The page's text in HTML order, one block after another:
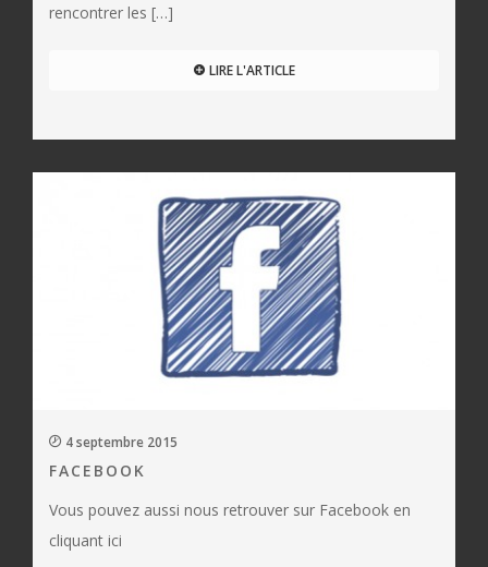
rencontrer les […]
LIRE L'ARTICLE
4 septembre 2015
FACEBOOK
Vous pouvez aussi nous retrouver sur Facebook en
cliquant ici